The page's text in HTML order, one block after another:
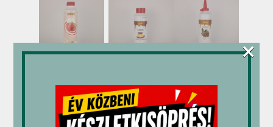
öntet
eper 1
kg
öntet
karamell
1,2 kg
öntet
dió 1,2
kg
×